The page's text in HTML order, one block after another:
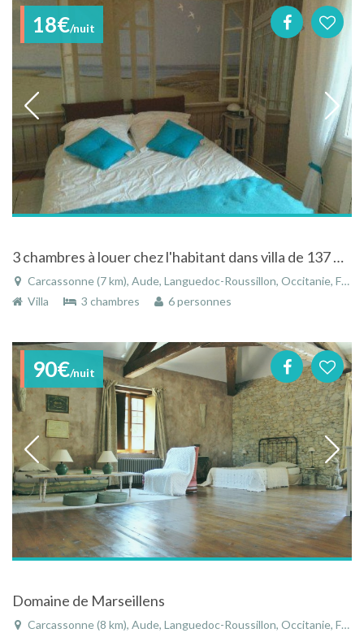
18€/nuit
3 chambres à louer chez l'habitant dans villa de 137 m2 habitable
Carcassonne (7 km), Aude, Languedoc-Roussillon, Occitanie, France
Villa
3 chambres 6 personnes
90€/nuit
Domaine de Marseillens
Carcassonne (8 km), Aude, Languedoc-Roussillon, Occitanie, France